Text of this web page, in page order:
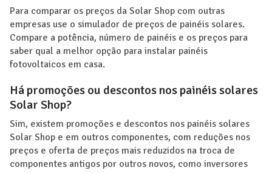
Para comparar os preços da Solar Shop com outras
empresas use o simulador de preços de painéis solares.
Compare a potência, número de painéis e os preços para
saber qual a melhor opção para instalar painéis
fotovoltaicos em casa.
Há promoções ou descontos nos painéis solares
Solar Shop?
Sim, existem promoções e descontos nos painéis solares
Solar Shop e em outros componentes, com reduções nos
preços e oferta de preços mais reduzidos na troca de
componentes antigos por outros novos, como inversores